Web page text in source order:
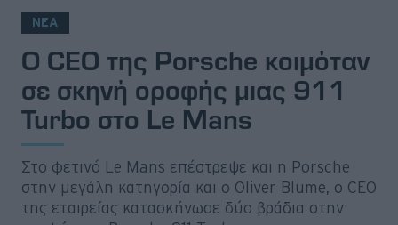
ΝΕΑ
O CEO της Porsche κοιμόταν
σε σκηνή οροφής μιας 911
Turbo στο Le Mans
Στο φετινό Le Mans επέστρεψε και η Porsche
στην μεγάλη κατηγορία και ο Oliver Blume, ο CEO
της εταιρείας κατασκήνωσε δύο βράδια στην
Δοκιμές
Electric
Motorsport
Viral
Big Reads